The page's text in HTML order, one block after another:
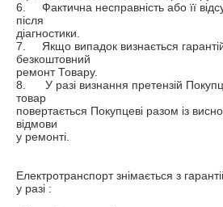
6.	Фактична несправність або її відсутність визначається
після
діагностики.
7.	Якщо випадок визнається гарантійним, провадиться
безкоштовний
ремонт Товару.
8.	 У разі визнання претензій Покупця необґрунтованим,
товар
повертається Покупцеві разом із
відмови
у ремонті.
Електротранспорт знімається з
у разі :